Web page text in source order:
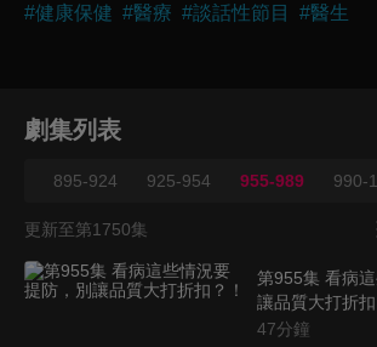
#健康保健 #醫療 #談話性節目 #醫生
劇集列表
895-924 925-954 955-989 990-
更新至第1750集
第955集 看病
讓品質大打折扣
47分鐘